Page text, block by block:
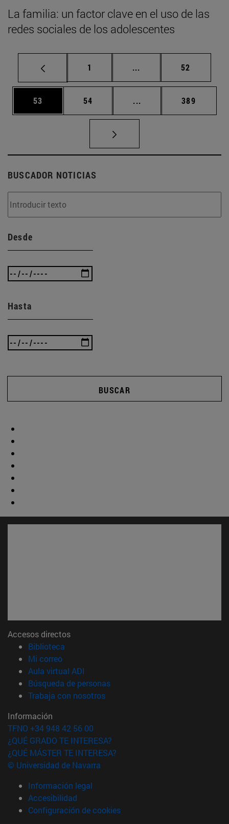
La familia: un factor clave en el uso de las
redes sociales de los adolescentes
Página
1 ... Páginas intermedias
Página
52
Página
53 Página
54 ... Páginas intermedias
Página
389
BUSCADOR NOTICIAS
Desde
Hasta
BUSCAR
Accesos directos
Biblioteca
Mi correo(abre en nueva ventana)
Aula virtual ADI
Búsqueda de personas(abre en nueva ventana)
Trabaja con nosotros(abre en nueva ventana)
Información
TFNO +34 948 42 56 00
¿QUÉ GRADO TE INTERESA?
¿QUÉ MÁSTER TE INTERESA?
© Universidad de Navarra
Información legal
Accesibilidad
Configuración de cookies